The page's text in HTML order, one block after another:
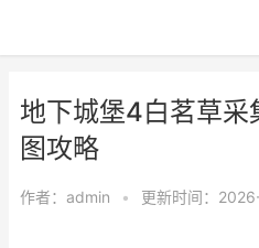
地下城堡4白茗草
图攻略
作者： admin • 更新时间：